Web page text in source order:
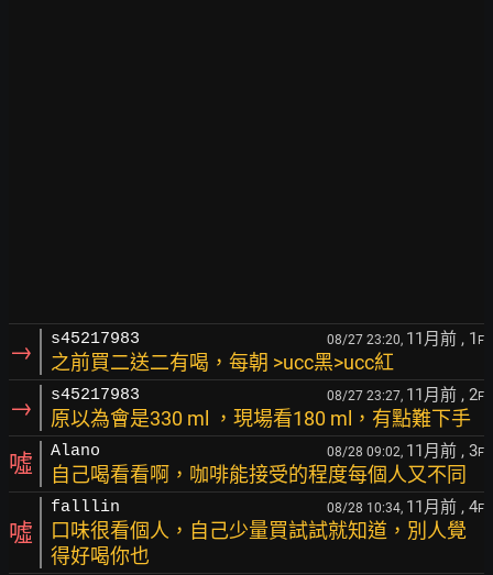
→ s45217983 08/27 23:20, 11月前 , 1 F
之前買二送二有喝，每朝 >ucc黑>ucc紅
→ s45217983 08/27 23:27, 11月前 , 2F
原以為會是330 ml ，現場看180 ml，有點難下手
噓 Alano 08/28 09:02, 11月前 , 3F
自己喝看看啊，咖啡能接受的程度每個人又不同
噓
falllin 08/28 10:34, 11月前 , 4F
口味很看個人，自己少量買試試就知道，別人覺
得好喝你也